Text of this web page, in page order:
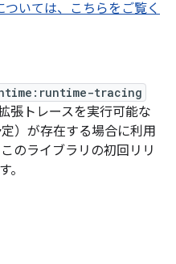
いては、こちらをご覧く
tracing
張トレースを実行可能な
）が存在する場合に利用
のライブラリの初回リリ
。